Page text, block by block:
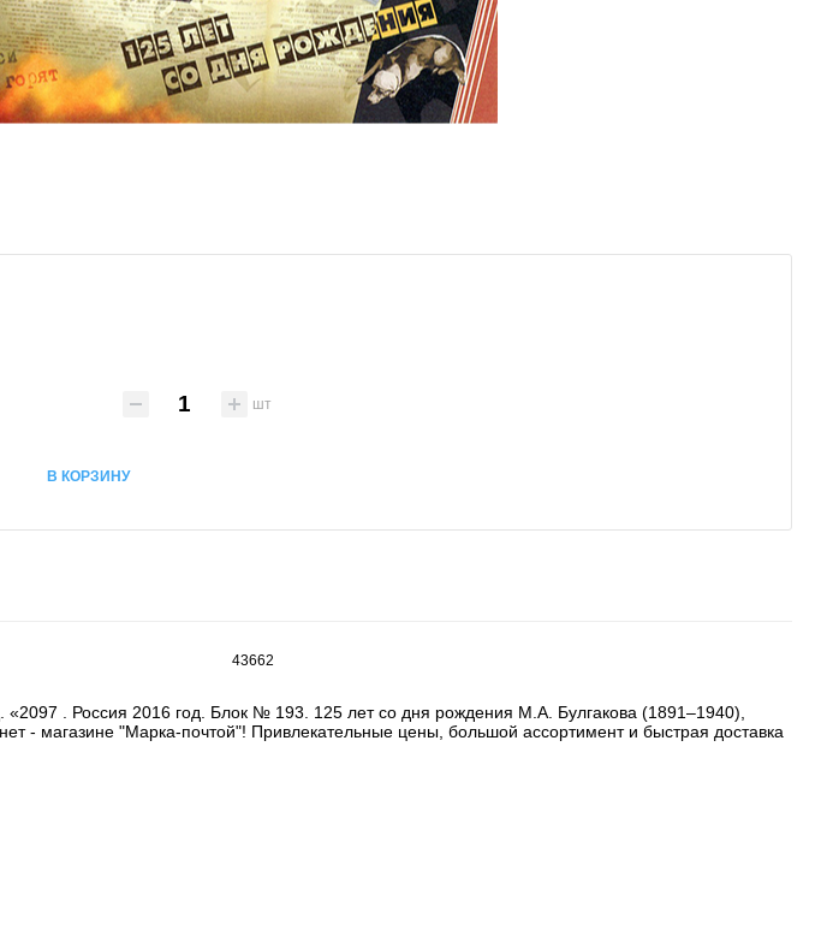
шт
В КОРЗИНУ
43662
. Россия 2016 год. Блок № 193. 125 лет со дня рождения М.А. Булгакова (1891–1940),
- магазине "Марка-почтой"! Привлекательные цены, большой ассортимент и быстрая доставка